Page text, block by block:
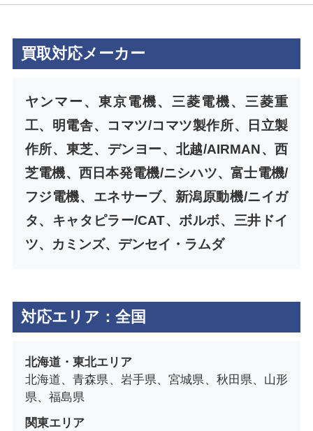
買取対応メーカー
ヤンマー、東京電機、三菱電機、三菱重
工、明電舎、コマツ/コマツ製作所、日立製
作所、東芝、デンヨー、北越/AIRMAN、西
芝電機、西日本発電機/ニシハツ、富士電機/
フジ電機、エネサーブ、新潟原動機/ニイガ
タ、キャタピラー/CAT、ボルボ、三井ドイ
ツ、カミンズ、デンセイ・ラムダ
対応エリア：全国
北海道・東北エリア
北海道、青森県、岩手県、宮城県、秋田県、山形
県、福島県
関東エリア